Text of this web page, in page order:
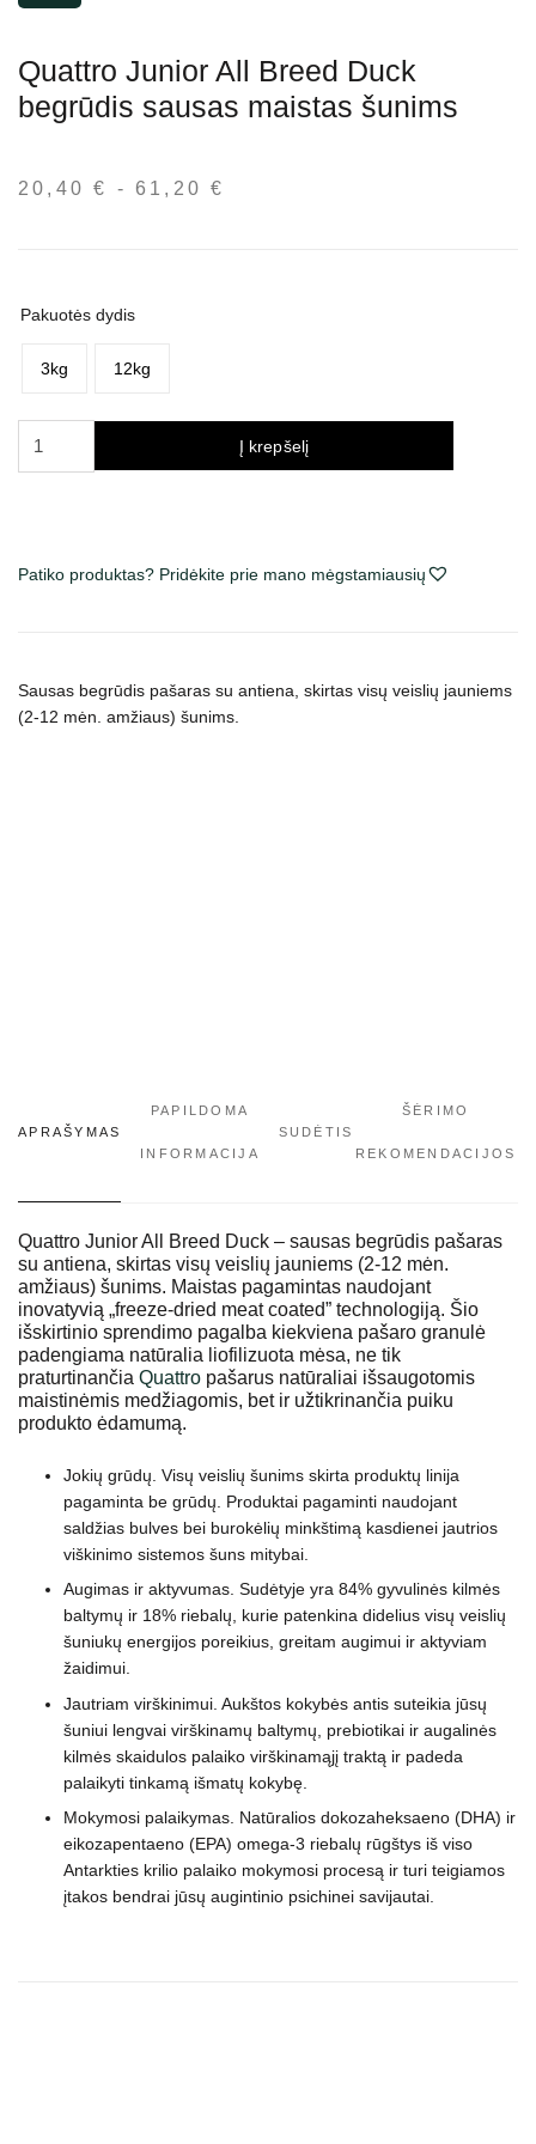
Quattro Junior All Breed Duck
begrūdis sausas maistas šunims
20,40€ - 61,20€
Pakuotės dydis
3kg 12kg
Breed
maistas
šunims
Į krepšelį
Patiko produktas? Pridėkite prie mano mėgstamiausių
Sausas begrūdis pašaras su antiena, skirtas visų veislių jauniems
(2-12 mėn. amžiaus) šunims.
APRAŠYMAS
PAPILDOMA
INFORMACIJA
SUDĖTIS
ŠĖRIMO
REKOMENDACIJOS
Quattro Junior All Breed Duck – sausas begrūdis pašaras
su antiena, skirtas visų veislių jauniems (2-12 mėn.
amžiaus) šunims. Maistas pagamintas naudojant
inovatyvią „freeze-dried meat coated” technologiją. Šio
išskirtinio sprendimo pagalba kiekviena pašaro granulė
padengiama natūralia liofilizuota mėsa, ne tik
praturtinančia Quattro pašarus natūraliai išsaugotomis
maistinėmis medžiagomis, bet ir užtikrinančia puiku
produkto ėdamumą.
Jokių grūdų. Visų veislių šunims skirta produktų linija
pagaminta be grūdų. Produktai pagaminti naudojant
saldžias bulves bei burokėlių minkštimą kasdienei jautrios
viškinimo sistemos šuns mitybai.
Augimas ir aktyvumas. Sudėtyje yra 84% gyvulinės kilmės
baltymų ir 18% riebalų, kurie patenkina didelius visų veislių
šuniukų energijos poreikius, greitam augimui ir aktyviam
žaidimui.
Jautriam virškinimui. Aukštos kokybės antis suteikia jūsų
šuniui lengvai virškinamų baltymų, prebiotikai ir augalinės
kilmės skaidulos palaiko virškinamąjį traktą ir padeda
palaikyti tinkamą išmatų kokybę.
Mokymosi palaikymas. Natūralios dokozaheksaeno (DHA) ir
eikozapentaeno (EPA) omega-3 riebalų rūgštys iš viso
Antarkties krilio palaiko mokymosi procesą ir turi teigiamos
įtakos bendrai jūsų augintinio psichinei savijautai.